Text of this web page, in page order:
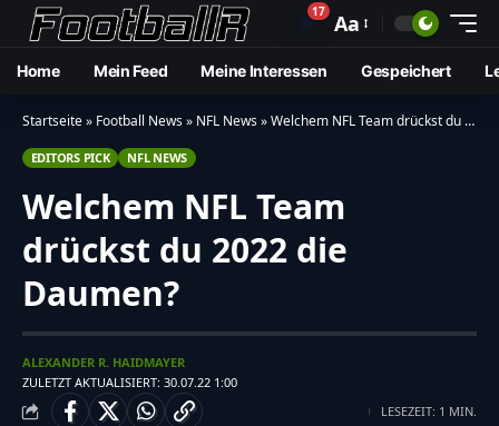
🔔17 Aa
Home Mein Feed Meine Interessen Gespeichert
Startseite» Football News» NFL News»Welchem NFL Team drückst du 2022 die Daumen?
EDITORS PICK NFL NEWS
Welchem NFL Team
drückst du 2022 die
Daumen?
ZULETZT AKTUALISIERT: 30.07.22 1:00
ALEXANDER R. HAIDMAYER
LESEZEIT: 1 MIN.